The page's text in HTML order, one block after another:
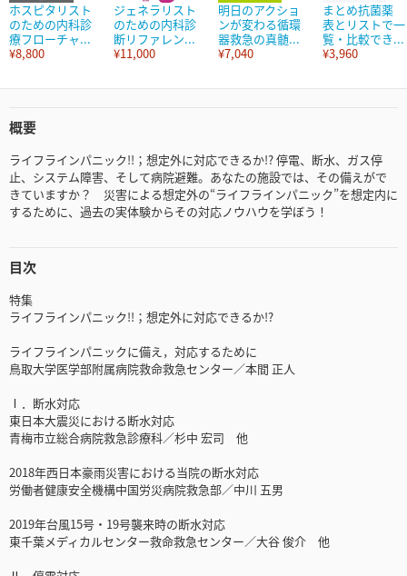
ホスピタリスト
のための内科診
療フローチャ...
¥8,800
ジェネラリスト
のための内科診
断リファレン...
¥11,000
明日のアクショ
ンが変わる循環
器救急の真髄...
¥7,040
まとめ抗菌薬
表とリストで一
覧・比較でき...
¥3,960
概要
ライフラインパニック!!；想定外に対応できるか!? 停電、断水、ガス停
止、システム障害、そして病院避難。あなたの施設では、その備えがで
きていますか？ 災害による想定外の“ライフラインパニック”を想定内に
するために、過去の実体験からその対応ノウハウを学ぼう！
目次
特集
ライフラインパニック!!；想定外に対応できるか!?
ライフラインパニックに備え，対応するために
鳥取大学医学部附属病院救命救急センター／本間 正人
Ⅰ．断水対応
東日本大震災における断水対応
青梅市立総合病院救急診療科／杉中 宏司 他
2018年西日本豪雨災害における当院の断水対応
労働者健康安全機構中国労災病院救急部／中川 五男
2019年台風15号・19号襲来時の断水対応
東千葉メディカルセンター救命救急センター／大谷 俊介 他